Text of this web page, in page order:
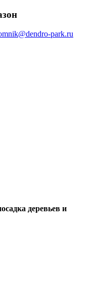
park.ru
деревьев и